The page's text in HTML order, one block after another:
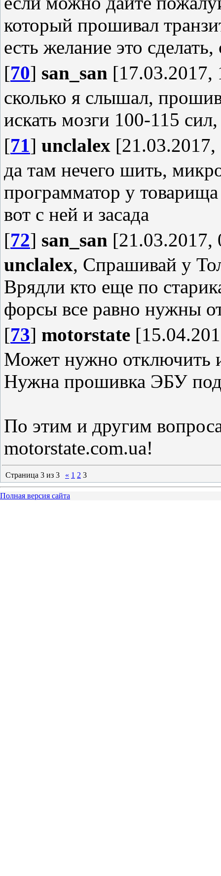
который прошивал
есть желание это
[70] san_san [17.03.2017,
сколько я слышал,
искать мозги 100-115
[71] unclalex
да там нечего шить,
программатор у
вот с ней и засада
[72] san_san [21.03.2017,
unclalex, Спрашивай у
Врядли кто еще по
форсы все равно нужны
[73] motorstate
Может нужно отключить
Нужна прошивка ЭБУ под
По этим и другим
motorstate.com.ua!
Страница 3 из 3 « 1 2 3
Полная версия сайта